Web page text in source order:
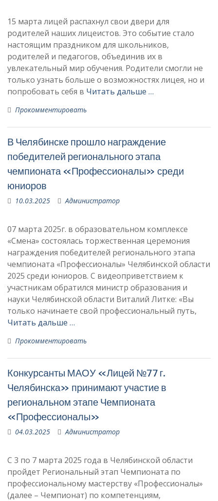
15 марта лицей распахнул свои двери для
родителей наших лицеистов. Это событие стало
настоящим праздником для школьников,
родителей и педагогов, объединив их в
увлекательный мир обучения. Родители смогли не
только узнать больше о возможностях лицея, но и
попробовать себя в Читать дальше …
Прокомментировать
В Челябинске прошло награждение
победителей регионального этапа
чемпионата «Профессионалы» среди
юниоров
10.03.2025 Администратор
07 марта 2025г. в образовательном комплексе
«Смена» состоялась торжественная церемония
награждения победителей регионального этапа
чемпионата «Профессионалы» Челябинской области
2025 среди юниоров. С видеоприветствием к
участникам обратился министр образования и
науки Челябинской области Виталий Литке: «Вы
только начинаете свой профессиональный путь,
Читать дальше …
Прокомментировать
Конкурсанты МАОУ «Лицей №77 г.
Челябинска» принимают участие в
региональном этапе Чемпионата
«Профессионалы»
04.03.2025 Администратор
С 3 по 7 марта 2025 года в Челябинской области
пройдет Региональный этап Чемпионата по
профессиональному мастерству «Профессионалы»
(далее – Чемпионат) по компетенциям,